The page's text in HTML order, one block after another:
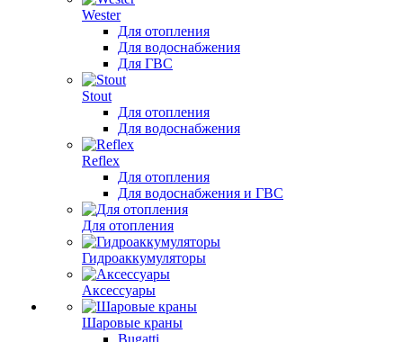
Wester
Для отопления
Для водоснабжения
Для ГВС
Stout
Для отопления
Для водоснабжения
Reflex
Для отопления
Для водоснабжения и ГВС
Для отопления
Гидроаккумуляторы
Аксессуары
Шаровые краны
Bugatti